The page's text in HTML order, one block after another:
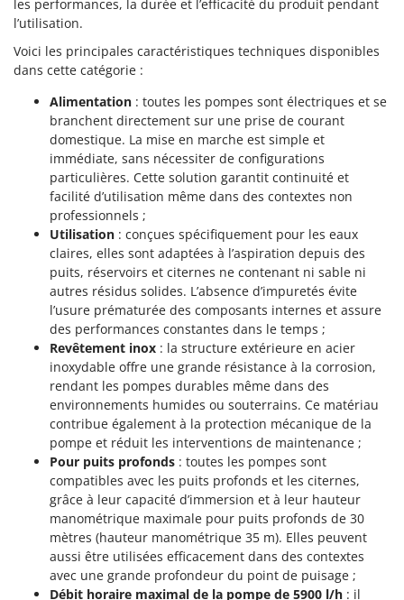
Pulvérisateurs
Pulvérisateurs portés
R
Rampes de chargement en aluminium
Râpes à fromage électriques
Râteaux pour tracteur
Remplisseuses
Robots nettoyeurs de piscine
Robots Tondeuses
Rogneuses de souches
Rouleaux pour tracteur
Scies à os
Scies à Ruban
Scies alternatives à batterie
Scies de jardin télescopiques
Sécateurs électriques à batterie
Sécateurs et Échenilloirs manuels
Sécateurs pneumatiques
Semoirs et Épandeurs d'engrais
Socs pour tracteur
GRIFO
GVS
GYS
Hailo
Helvi
Henx
HiKOKI
Honda
Idromatic
Il-Tec
Imperia
Infaco
Intec
Intex
Italyco
ITM
JOLLY ITALIA
KAAZ
les performances, la durée et l’efficacité du produit pendant
l’utilisation.
Voici les principales caractéristiques techniques disponibles
dans cette catégorie :
Alimentation : toutes les pompes sont électriques et se
branchent directement sur une prise de courant
domestique. La mise en marche est simple et
immédiate, sans nécessiter de configurations
particulières. Cette solution garantit continuité et
facilité d’utilisation même dans des contextes non
professionnels ;
Utilisation : conçues spécifiquement pour les eaux
claires, elles sont adaptées à l’aspiration depuis des
puits, réservoirs et citernes ne contenant ni sable ni
autres résidus solides. L’absence d’impuretés évite
l’usure prématurée des composants internes et assure
des performances constantes dans le temps ;
Revêtement inox : la structure extérieure en acier
inoxydable offre une grande résistance à la corrosion,
rendant les pompes durables même dans des
environnements humides ou souterrains. Ce matériau
contribue également à la protection mécanique de la
pompe et réduit les interventions de maintenance ;
Pour puits profonds : toutes les pompes sont
compatibles avec les puits profonds et les citernes,
grâce à leur capacité d’immersion et à leur hauteur
manométrique maximale pour puits profonds de 30
mètres (hauteur manométrique 35 m). Elles peuvent
aussi être utilisées efficacement dans des contextes
avec une grande profondeur du point de puisage ;
Débit horaire maximal de la pompe de 5900 l/h : il